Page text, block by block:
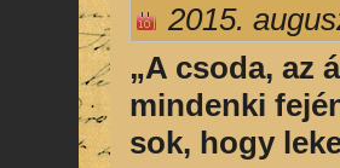
2015.
„A csoda, az
mindenki
sok, hogy